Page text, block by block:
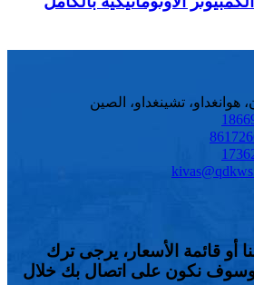
تشينغداو، الصين
أو قائمة الأسعار، يرجى ترك
وسوف نكون على اتصال بك خلال